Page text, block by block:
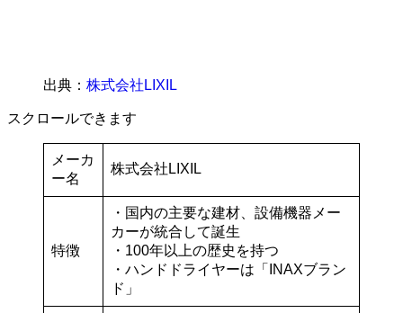
出典： 株式会社LIXIL
スクロールできます
メーカ
ー名
株式会社LIXIL
特徴
・国内の主要な建材、設備機器メー
カーが統合して誕生
・100年以上の歴史を持つ
・ハンドドライヤーは「INAXブラン
ド」